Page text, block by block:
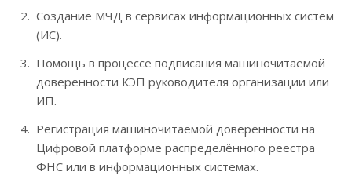
Создание МЧД в сервисах информационных систем
(ИС).
Помощь в процессе подписания машиночитаемой
доверенности КЭП руководителя организации или
ИП.
Регистрация машиночитаемой доверенности на
Цифровой платформе распределённого реестра
ФНС или в информационных системах.